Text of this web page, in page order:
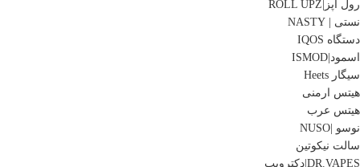
رول آپز|ROLL UPZ
نستی | NASTY
دستگاه IQOS
اسمود|ISMOD
سیگار Heets
هیتس ارمنی
هیتس عرب
نوسو |NUSO
سالت نیکوتین
DR.VAPES|دکترویپ